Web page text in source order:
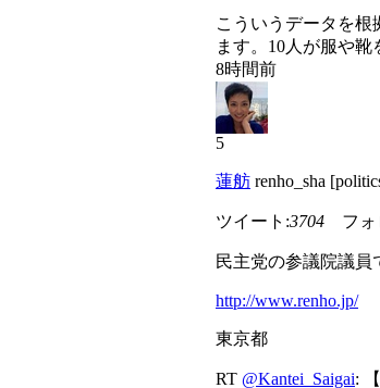
こういうデータを
ます。10人が服や
8時間前
5
蓮舫 renho_sha
ツイート:3704 フォ
民主党の参議院議員
http://www.renho.jp/
東京都
RT @Kantei_Saigai: